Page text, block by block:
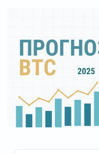
Календар ICO
Прогноз цін